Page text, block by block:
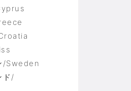
/Sweden
ド/